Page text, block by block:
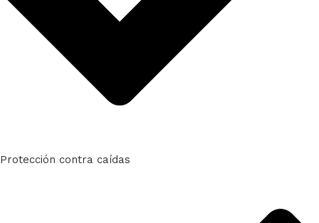
Protección contra caídas